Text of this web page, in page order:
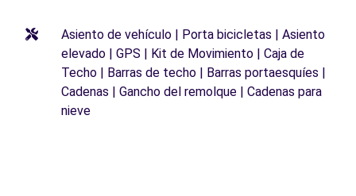
Asiento de vehículo | Porta bicicletas | Asiento
elevado | GPS | Kit de Movimiento | Caja de
Techo | Barras de techo | Barras portaesquíes |
Cadenas | Gancho del remolque | Cadenas para
nieve